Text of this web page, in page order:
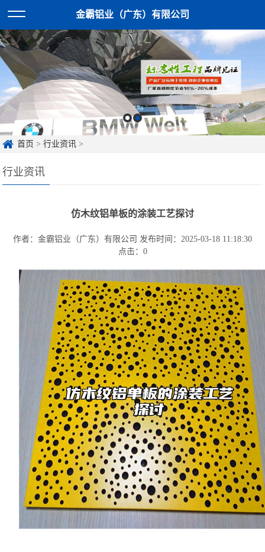
金霸铝业（广东）有限公司
首页 >行业资讯 >
行业资讯
仿木纹铝单板的涂装工艺探讨
作者：金霸铝业（广东）有限公司 发布时间：2025-03-18 11:18:30
点击： 0